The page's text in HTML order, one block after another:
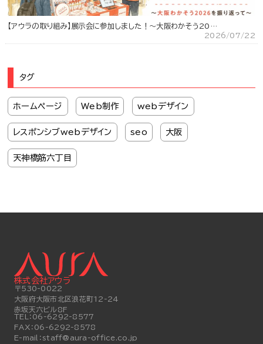
【アウラの取り組み】展示会に参加しました！～大阪わかそう20…
2026/07/22
タグ
ホームページ Web制作 webデザイン
レスポンシブwebデザイン seo 大阪
天神橋筋六丁目
株式会社アウラ
〒530-0022
大阪府大阪市北区浪花町12-24
赤坂天六ビル8F
TEL： 06-6292-8577
FAX： 06-6292-8578
E-mail： staff@aura-office.co.jp